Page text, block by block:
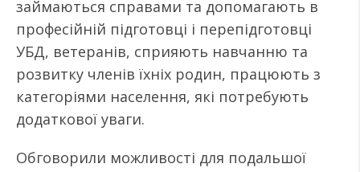
займаються справами та допомагають в
професійній підготовці і перепідготовці
УБД, ветеранів, сприяють навчанню та
розвитку членів їхніх родин, працюють з
категоріями населення, які потребують
додаткової уваги.
Обговорили можливості для подальшої